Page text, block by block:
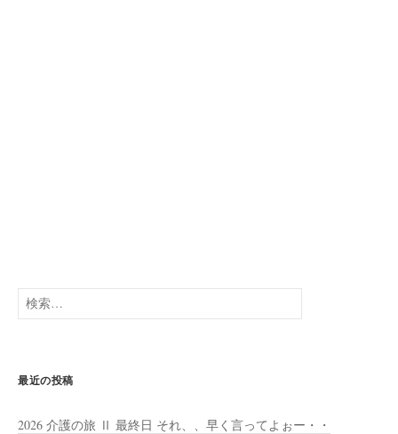
検
索:
最近の投稿
2026 介護の旅 Ⅱ 最終日 それ、、早く言ってよぉー・・